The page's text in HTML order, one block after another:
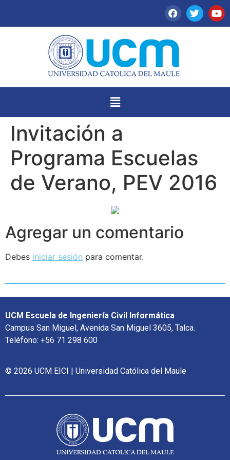
Invitación a
Programa Escuelas
de Verano, PEV 2016
Agregar un comentario
Debes iniciar sesión para comentar.
UCM Escuela de Ingeniería Civil Informática
Campus San Miguel, Avenida San Miguel 3605, Talca.
Teléfono: +56 71 298 600
© 2026 UCM EICI | Universidad Católica del Maule